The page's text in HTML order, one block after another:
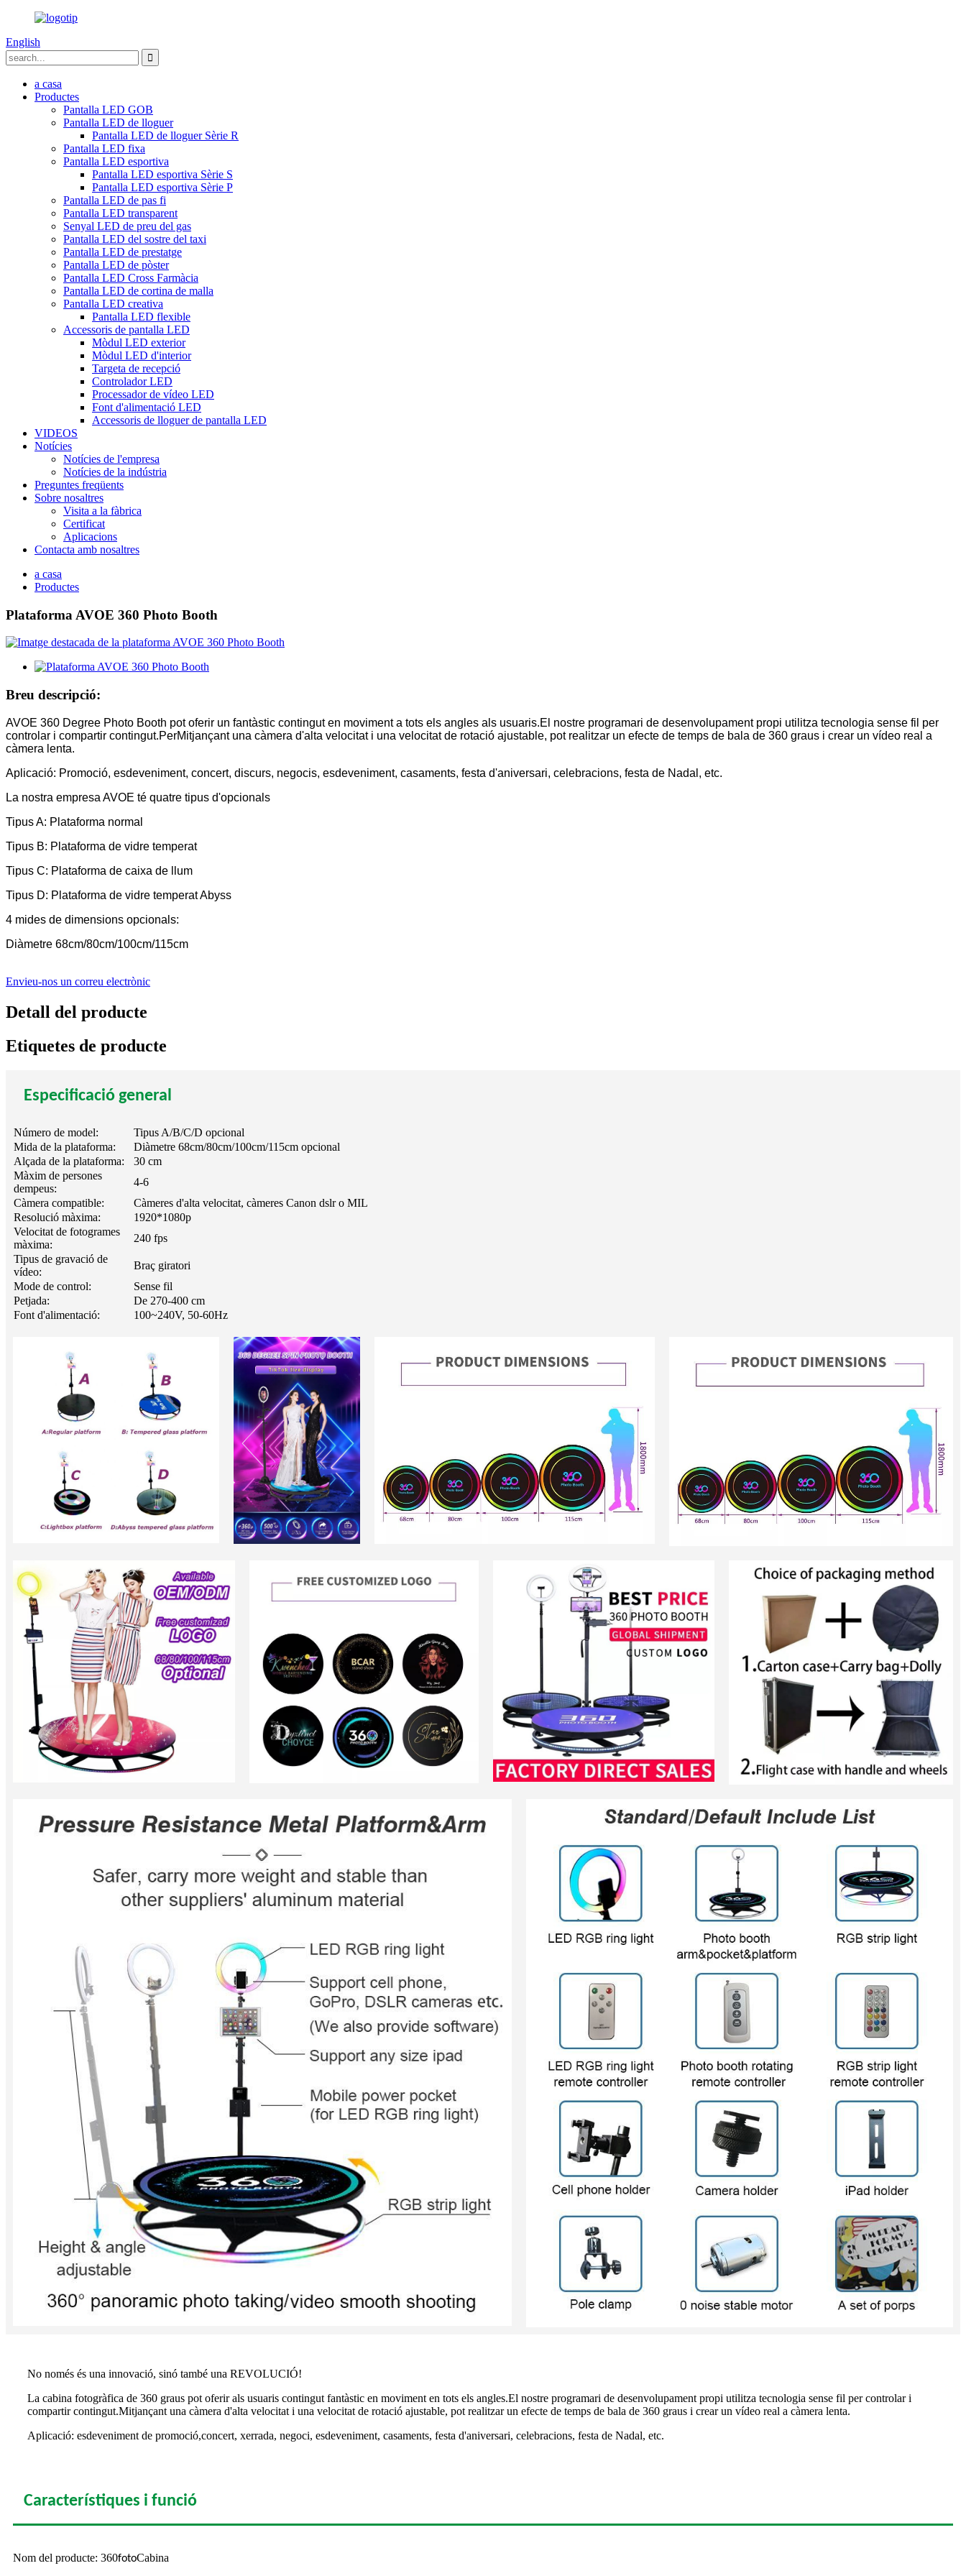
English
a casa
Productes
Pantalla LED GOB
Pantalla LED de lloguer
Pantalla LED de lloguer Sèrie R
Pantalla LED fixa
Pantalla LED esportiva
Pantalla LED esportiva Sèrie S
Pantalla LED esportiva Sèrie P
Pantalla LED de pas fi
Pantalla LED transparent
Senyal LED de preu del gas
Pantalla LED del sostre del taxi
Pantalla LED de prestatge
Pantalla LED de pòster
Pantalla LED Cross Farmàcia
Pantalla LED de cortina de malla
Pantalla LED creativa
Pantalla LED flexible
Accessoris de pantalla LED
Mòdul LED exterior
Mòdul LED d'interior
Targeta de recepció
Controlador LED
Processador de vídeo LED
Font d'alimentació LED
Accessoris de lloguer de pantalla LED
VIDEOS
Notícies
Notícies de l'empresa
Notícies de la indústria
Preguntes freqüents
Sobre nosaltres
Visita a la fàbrica
Certificat
Aplicacions
Contacta amb nosaltres
a casa
Productes
Plataforma AVOE 360 Photo Booth
Breu descripció:
AVOE 360 Degree Photo Booth pot oferir un fantàstic contingut en moviment a tots els angles als usuaris.El nostre programari de desenvolupament propi utilitza tecnologia sense fil per
controlar i compartir contingut.PerMitjançant una càmera d'alta velocitat i una velocitat de rotació ajustable, pot realitzar un efecte de temps de bala de 360 ​​graus i crear un vídeo real a
càmera lenta.
Aplicació: Promoció, esdeveniment, concert, discurs, negocis, esdeveniment, casaments, festa d'aniversari, celebracions, festa de Nadal, etc.
La nostra empresa AVOE té quatre tipus d'opcionals
Tipus A: Plataforma normal
Tipus B: Plataforma de vidre temperat
Tipus C: Plataforma de caixa de llum
Tipus D: Plataforma de vidre temperat Abyss
4 mides de dimensions opcionals:
Diàmetre 68cm/80cm/100cm/115cm
Envieu-nos un correu electrònic
Detall del producte
Etiquetes de producte
Especificació general
Número de model:
Tipus A/B/C/D opcional
Mida de la plataforma:
Diàmetre 68cm/80cm/100cm/115cm opcional
Alçada de la plataforma:
30 cm
Màxim de persones
dempeus:
4-6
Càmera compatible:
Càmeres d'alta velocitat, càmeres Canon dslr o MIL
Resolució màxima:
1920*1080p
Velocitat de fotogrames
màxima:
240 fps
Tipus de gravació de
vídeo:
Braç giratori
Mode de control:
Sense fil
Petjada:
De 270-400 cm
Font d'alimentació:
100~240V, 50-60Hz
No només és una innovació, sinó també una REVOLUCIÓ!
La cabina fotogràfica de 360 ​​graus pot oferir als usuaris contingut fantàstic en moviment en tots els angles.El nostre programari de desenvolupament propi utilitza tecnologia sense fil per controlar i
compartir contingut.Mitjançant una càmera d'alta velocitat i una velocitat de rotació ajustable, pot realitzar un efecte de temps de bala de 360 ​​graus i crear un vídeo real a càmera lenta.
Aplicació: esdeveniment de promoció,concert, xerrada, negoci, esdeveniment, casaments, festa d'aniversari, celebracions, festa de Nadal, etc.
Característiques i funció
Nom del producte: 360fotoCabina